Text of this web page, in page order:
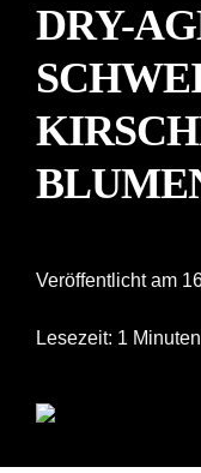
DRY-
Veröffentlicht am
Lesezeit: 1 Minuten